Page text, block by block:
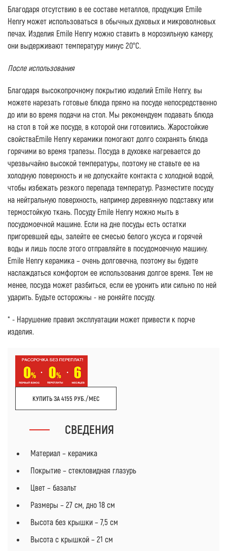
Благодаря отсутствию в ее составе металлов, продукция Emile
Henry может использоваться в обычных духовых и микроволновых
печах. Изделия Emile Henry можно ставить в морозильную камеру,
они выдерживают температуру минус 20°C.
После использования
Благодаря высокопрочному покрытию изделий Emile Henry, вы
можете нарезать готовые блюда прямо на посуде непосредственно
до или во время подачи на стол. Мы рекомендуем подавать блюда
на стол в той же посуде, в которой они готовились. Жаростойкие
свойстваEmile Henry керамики помогают долго сохранять блюда
горячими во время трапезы. Посуда в духовке нагревается до
чрезвычайно высокой температуры, поэтому не ставьте ее на
холодную поверхность и не допускайте контакта с холодной водой,
чтобы избежать резкого перепада температур. Разместите посуду
на нейтральную поверхность, например деревянную подставку или
термостойкую ткань. Посуду Emile Henry можно мыть в
посудомоечной машине. Если на дне посуды есть остатки
пригоревшей еды, залейте ее смесью белого уксуса и горячей
воды и лишь после этого отправляйте в посудомоечную машину.
Emile Henry керамика – очень долговечна, поэтому вы будете
наслаждаться комфортом ее использования долгое время. Тем не
менее, посуда может разбиться, если ее уронить или сильно по ней
ударить. Будьте осторожны - не роняйте посуду.
* - Нарушение правил эксплуатации может привести к порче
изделия.
КУПИТЬ ЗА 4155 РУБ./МЕС
СВЕДЕНИЯ
Материал – керамика
Покрытие – стекловидная глазурь
Цвет – базальт
Размеры – 27 см, дно 18 см
Высота без крышки – 7,5 см
Высота с крышкой – 21 см